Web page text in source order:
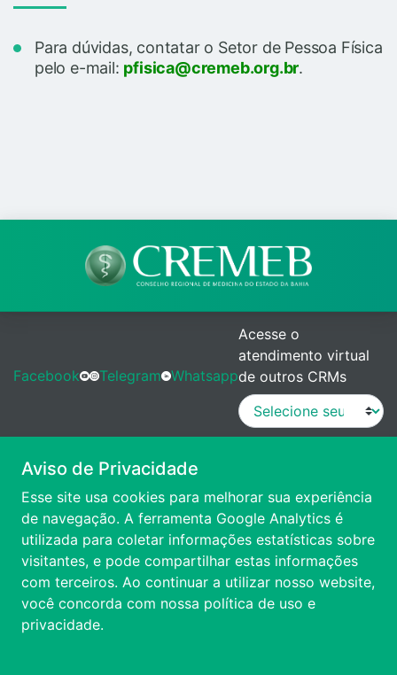
Para dúvidas, contatar o Setor de Pessoa Física
pelo e-mail: pfisica@cremeb.org.br.
Aviso de Privacidade
Esse site usa cookies para melhorar sua experiência
de navegação. A ferramenta Google Analytics é
utilizada para coletar informações estatísticas sobre
visitantes, e pode compartilhar estas informações
com terceiros. Ao continuar a utilizar nosso website,
você concorda com nossa política de uso e
privacidade.
Facebook Telegram Whatsapp
Acesse o
atendimento virtual
de outros CRMs
VÍDEO DE APRESENTAÇÃO
ACESSIBILIDADE
FALE CONOSCO